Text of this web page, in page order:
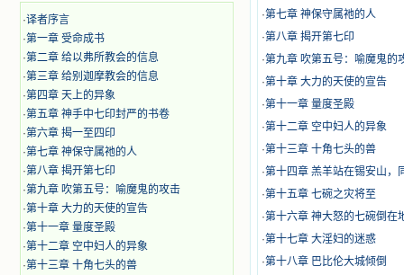
我的脑子里。读这些圣书时，我思潮
汹涌起伏，欣喜不能自已。书中谈到
这些圣人们如何在与主的交往中得到
灵命的更新，德行的馨香如何上达天
庭。啊，在这世上曾住过那么多热心
的圣人，为了传播福音，他们告别亲
人，舍下了他们手中的一切，轻快地
踏上了异国他乡，到没有人知道真神
的世界里去。啊，若不是主的引领，
我可能到死还不认识他们呢！ 我
的心灵从主给我的这些圣人的言行中
选取了最美的色彩；当他们的一生在
我面前展开时，我是多么的惊奇、兴
奋啊！当我读到他们为主而受人逼
迫、凌辱，为将福音广传而被人追杀
时，我为他们的在天之灵祈祷，我哭
·译者序言
·第一章 受命成书
·第二章 给以弗所教会的信息
·第三章 给别迦摩教会的信息
·第四章 天上的异象
·第五章 神手中七印封严的书卷
·第六章 揭一至四印
·第七章 神保守属祂的人
·第八章 揭开第七印
·第九章 吹第五号：喻魔鬼的攻击
·第十章 大力的天使的宣告
·第十一章 量度圣殿
·第十二章 空中妇人的异象
·第十三章 十角七头的兽
·第七章 神保守属祂的人
·第八章 揭开第七印
·第九章 吹第五号：喻魔鬼的
·第十章 大力的天使的宣告
·第十一章 量度圣殿
·第十二章 空中妇人的异象
·第十三章 十角七头的兽
·第十四章 羔羊站在锡安山，
·第十五章 七碗之灾将至
·第十六章 神大怒的七碗倒在
·第十七章 大淫妇的迷惑
·第十八章 巴比伦大城倾倒